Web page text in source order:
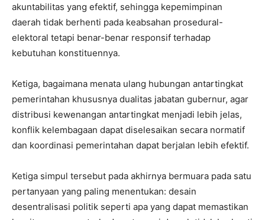
akuntabilitas yang efektif, sehingga kepemimpinan
daerah tidak berhenti pada keabsahan prosedural-
elektoral tetapi benar-benar responsif terhadap
kebutuhan konstituennya.
Ketiga, bagaimana menata ulang hubungan antartingkat
pemerintahan khususnya dualitas jabatan gubernur, agar
distribusi kewenangan antartingkat menjadi lebih jelas,
konflik kelembagaan dapat diselesaikan secara normatif
dan koordinasi pemerintahan dapat berjalan lebih efektif.
Ketiga simpul tersebut pada akhirnya bermuara pada satu
pertanyaan yang paling menentukan: desain
desentralisasi politik seperti apa yang dapat memastikan